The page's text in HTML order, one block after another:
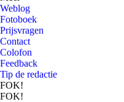
Weblog
Fotoboek
Prijsvragen
Contact
Colofon
Feedback
Tip de redactie
FOK!
FOK!